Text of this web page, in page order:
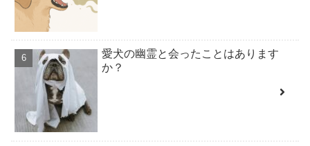
愛犬の幽霊と会ったことはあります
か？